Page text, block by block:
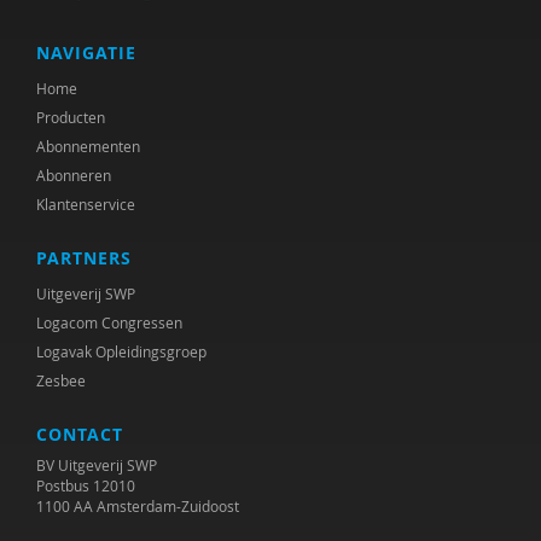
Bas Levering
Gerine Lodder
Peter Lorkeers
Els Noorlander
R. M. Pasco Fearon
Jannette Prins
Gabriël Prinsenberg
Erik Rijntjes
Ko Rink
NAVIGATIE
Home
Producten
Abonnementen
Abonneren
Klantenservice
PARTNERS
Uitgeverij SWP
Logacom Congressen
Logavak Opleidingsgroep
Zesbee
CONTACT
BV Uitgeverij SWP
Postbus 12010
1100 AA Amsterdam-Zuidoost